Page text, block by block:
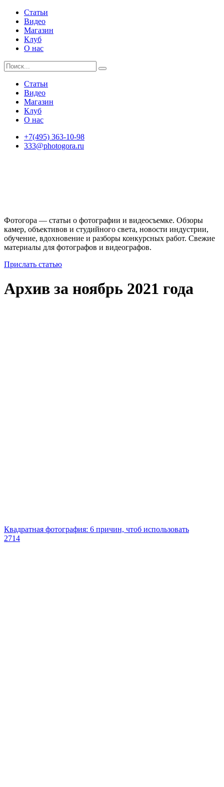
Статьи
Видео
Магазин
Клуб
О нас
Статьи
Видео
Магазин
Клуб
О нас
+7(495) 363-10-98
333@photogora.ru
Фотогора — статьи о фотографии и видеосъемке. Обзоры
камер, объективов и студийного света, новости индустрии,
обучение, вдохновение и разборы конкурсных работ. Свежие
материалы для фотографов и видеографов.
Прислать статью
Архив за ноябрь 2021 года
Квадратная фотография: 6 причин, чтоб использовать
2714